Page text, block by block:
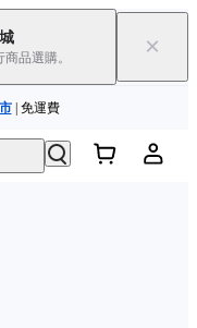
商品選購。 ×
|立即選購
| 免運費
了解更多